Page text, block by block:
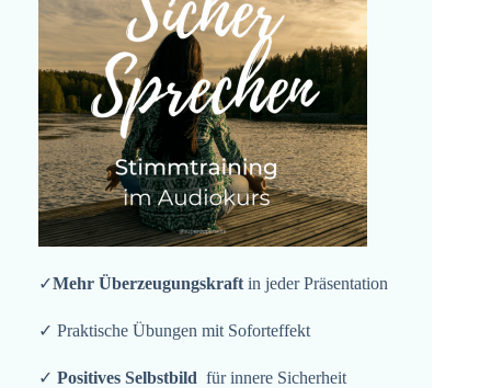
✓Mehr Überzeugungskraft in jeder Präsentation
✓ Praktische Übungen mit Soforteffekt
✓ Positives Selbstbild für innere Sicherheit